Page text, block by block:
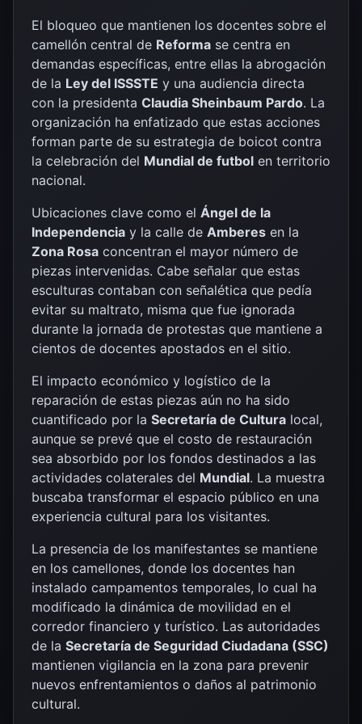
El bloqueo que mantienen los docentes sobre el
camellón central de Reforma se centra en
demandas específicas, entre ellas la abrogación
de la Ley del ISSSTE y una audiencia directa
con la presidenta Claudia Sheinbaum Pardo. La
organización ha enfatizado que estas acciones
forman parte de su estrategia de boicot contra
la celebración del Mundial de futbol en territorio
nacional.
Ubicaciones clave como el Ángel de la
Independencia y la calle de Amberes en la
Zona Rosa concentran el mayor número de
piezas intervenidas. Cabe señalar que estas
esculturas contaban con señalética que pedía
evitar su maltrato, misma que fue ignorada
durante la jornada de protestas que mantiene a
cientos de docentes apostados en el sitio.
El impacto económico y logístico de la
reparación de estas piezas aún no ha sido
cuantificado por la Secretaría de Cultura local,
aunque se prevé que el costo de restauración
sea absorbido por los fondos destinados a las
actividades colaterales del Mundial. La muestra
buscaba transformar el espacio público en una
experiencia cultural para los visitantes.
La presencia de los manifestantes se mantiene
en los camellones, donde los docentes han
instalado campamentos temporales, lo cual ha
modificado la dinámica de movilidad en el
corredor financiero y turístico. Las autoridades
de la Secretaría de Seguridad Ciudadana (SSC)
mantienen vigilancia en la zona para prevenir
nuevos enfrentamientos o daños al patrimonio
cultural.